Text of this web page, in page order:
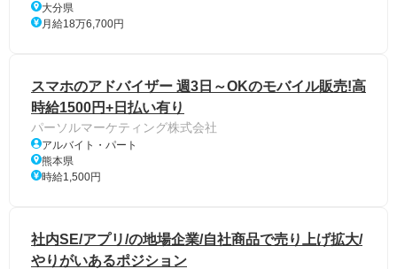
大分県
月給18万6,700円
スマホのアドバイザー 週3日～OKのモバイル販売!高
時給1500円+日払い有り
パーソルマーケティング株式会社
アルバイト・パート
熊本県
時給1,500円
社内SE/アプリ/の地場企業/自社商品で売り上げ拡大/
やりがいあるポジション